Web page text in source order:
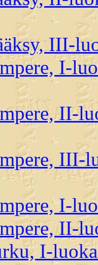
III-
I-
II-
III-
I-
II-
I-